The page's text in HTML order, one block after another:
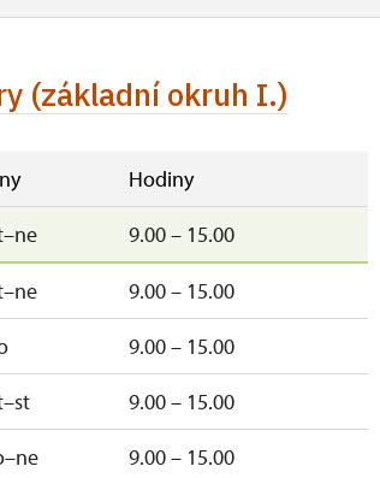
(základní okruh I.)
Hodiny
9.00 – 15.00
9.00 – 15.00
9.00 – 15.00
9.00 – 15.00
9.00 – 15.00